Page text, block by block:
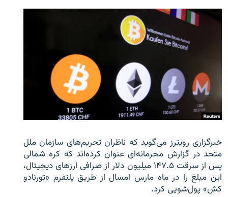
خبرگزاری رویترز می‌گوید که ناظران تحریم‌های سازمان ملل
متحد در گزارش محرمانه‌ای عنوان کرده‌اند که کره شمالی
پس از سرقت ۱۴۷.۵ میلیون دلار از صرافی ارزهای دیجیتال،
این مبلغ را در ماه مارس امسال از طریق پلتفرم «تورنادو
کش» پول‌شویی کرد.